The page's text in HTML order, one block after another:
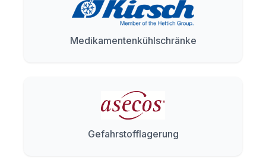
Medikamentenkühlschränke
Gefahrstofflagerung